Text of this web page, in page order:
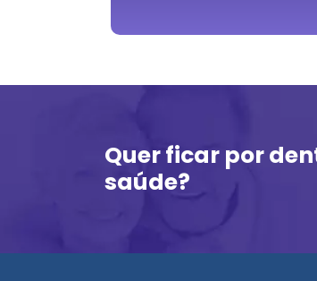
Quer ficar por
saúde?